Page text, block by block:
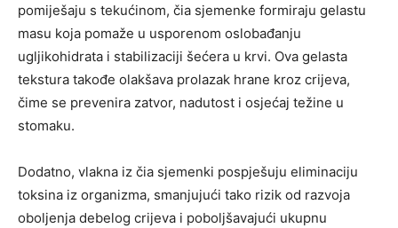
pomiješaju s tekućinom, čia sjemenke formiraju gelastu
masu koja pomaže u usporenom oslobađanju
ugljikohidrata i stabilizaciji šećera u krvi. Ova gelasta
tekstura takođe olakšava prolazak hrane kroz crijeva,
čime se prevenira zatvor, nadutost i osjećaj težine u
stomaku.
Dodatno, vlakna iz čia sjemenki pospješuju eliminaciju
toksina iz organizma, smanjujući tako rizik od razvoja
oboljenja debelog crijeva i poboljšavajući ukupnu